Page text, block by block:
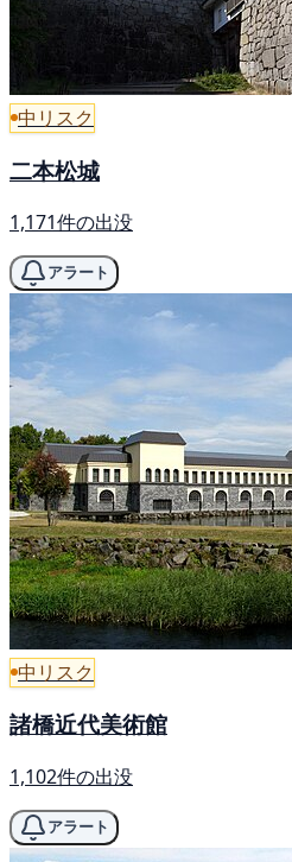
中リスク
二本松城
1,171件の出没
アラート
中リスク
諸橋近代美術館
1,102件の出没
アラート